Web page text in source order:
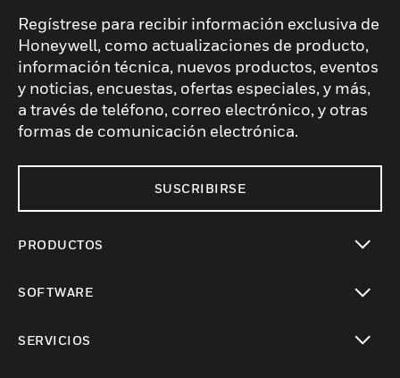
Regístrese para recibir información exclusiva de
Honeywell, como actualizaciones de producto,
información técnica, nuevos productos, eventos
y noticias, encuestas, ofertas especiales, y más,
a través de teléfono, correo electrónico, y otras
formas de comunicación electrónica.
SUSCRIBIRSE
PRODUCTOS
SOFTWARE
SERVICIOS